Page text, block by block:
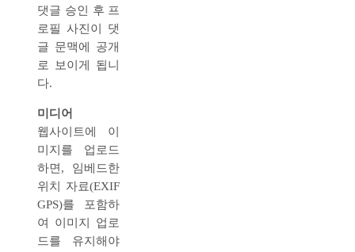
댓글 승인 후 프
로필 사진이 댓
글 문맥에 공개
로 보이게 됩니
다.
미디어
웹사이트에 이
미지를 업로드
하면, 임베드한
위치 자료(EXIF
GPS)를 포함하
여 이미지 업로
드를 유지해야